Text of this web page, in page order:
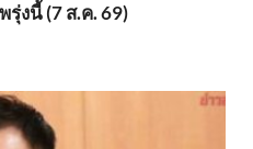
งนี้ (7 ส.ค. 69)